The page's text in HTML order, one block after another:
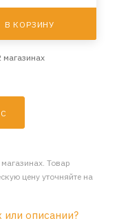
В КОРЗИНУ
магазинах
Товар
цену уточняйте на
описании?